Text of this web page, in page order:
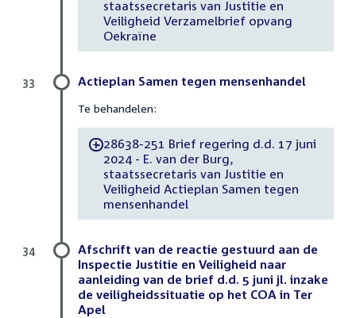
staatssecretaris van Justitie en
Veiligheid Verzamelbrief opvang
Oekraïne
Actieplan Samen tegen mensenhandel
Te behandelen:
-28638-251 Brief regering d.d. 17 juni
2024 - E. van der Burg,
staatssecretaris van Justitie en
Veiligheid Actieplan Samen tegen
mensenhandel
33
Afschrift van de reactie gestuurd aan de
Inspectie Justitie en Veiligheid naar
aanleiding van de brief d.d. 5 juni jl. inzake
de veiligheidssituatie op het COA in Ter
Apel
34